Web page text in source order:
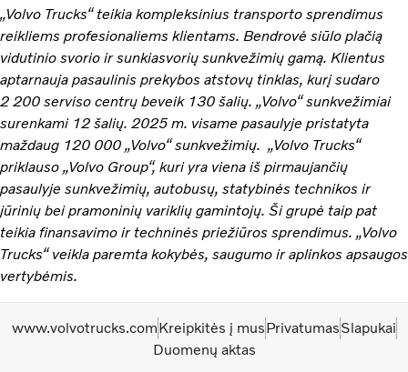
„Volvo Trucks“ teikia kompleksinius transporto sprendimus
reikliems profesionaliems klientams. Bendrovė siūlo plačią
vidutinio svorio ir sunkiasvorių sunkvežimių gamą. Klientus
aptarnauja pasaulinis prekybos atstovų tinklas, kurį sudaro
2 200 serviso centrų beveik 130 šalių. „Volvo“ sunkvežimiai
surenkami 12 šalių. 2025 m. visame pasaulyje pristatyta
maždaug 120 000 „Volvo“ sunkvežimių. „Volvo Trucks“
priklauso „Volvo Group“, kuri yra viena iš pirmaujančių
pasaulyje sunkvežimių, autobusų, statybinės technikos ir
jūrinių bei pramoninių variklių gamintojų. Ši grupė taip pat
teikia finansavimo ir techninės priežiūros sprendimus. „Volvo
Trucks“ veikla paremta kokybės, saugumo ir aplinkos apsaugos
vertybėmis.
www.volvotrucks.comKreipkitės į musPrivatumasSlapukai
Duomenų aktas